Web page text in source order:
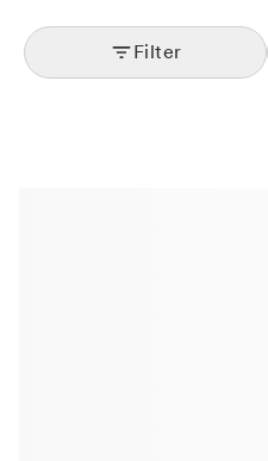
Filter